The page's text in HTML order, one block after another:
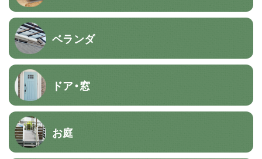
ベランダ
ドア・窓
お庭